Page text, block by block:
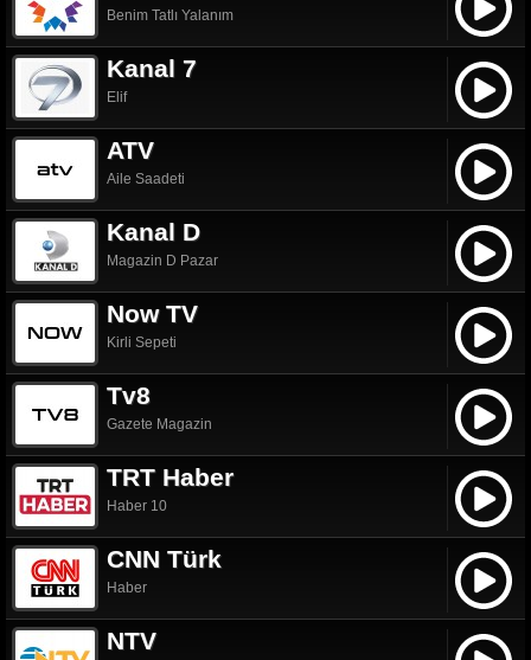
Benim Tatlı Yalanım
Kanal 7
Elif
ATV
Aile Saadeti
Kanal D
Magazin D Pazar
Now TV
Kirli Sepeti
Tv8
Gazete Magazin
TRT Haber
Haber 10
CNN Türk
Haber
NTV